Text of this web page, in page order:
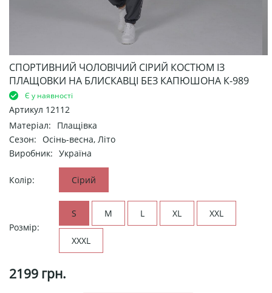
СПОРТИВНИЙ ЧОЛОВІЧИЙ СІРИЙ КОСТЮМ ІЗ
ПЛАЩОВКИ НА БЛИСКАВЦІ БЕЗ КАПЮШОНА К-989
Є у наявності
Артикул 12112
Матеріал:
Плащівка
Сезон: Осінь-весна, Літо
Виробник: Україна
Колір: Сірий
Розмір:
S M L XL XXL
XXXL
2199 грн.